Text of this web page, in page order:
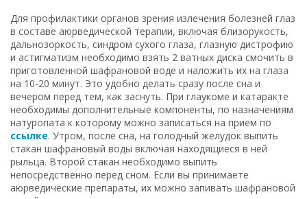
Для профилактики органов зрения излечения болезней глаз
в составе аюрведической терапии, включая близорукость,
дальнозоркость, синдром сухого глаза, глазную дистрофию
и астигматизм необходимо взять 2 ватных диска смочить в
приготовленной шафрановой воде и наложить их на глаза
на 10-20 минут. Это удобно делать сразу после сна и
вечером перед тем, как заснуть. При глаукоме и катаракте
необходимы дополнительные компоненты, по назначениям
натуропата к которому можно записаться на прием по
ссылке. Утром, после сна, на голодный желудок выпить
стакан шафрановый воды включая находящиеся в ней
рыльца. Второй стакан необходимо выпить
непосредственно перед сном. Если вы принимаете
аюрведические препараты, их можно запивать шафрановой